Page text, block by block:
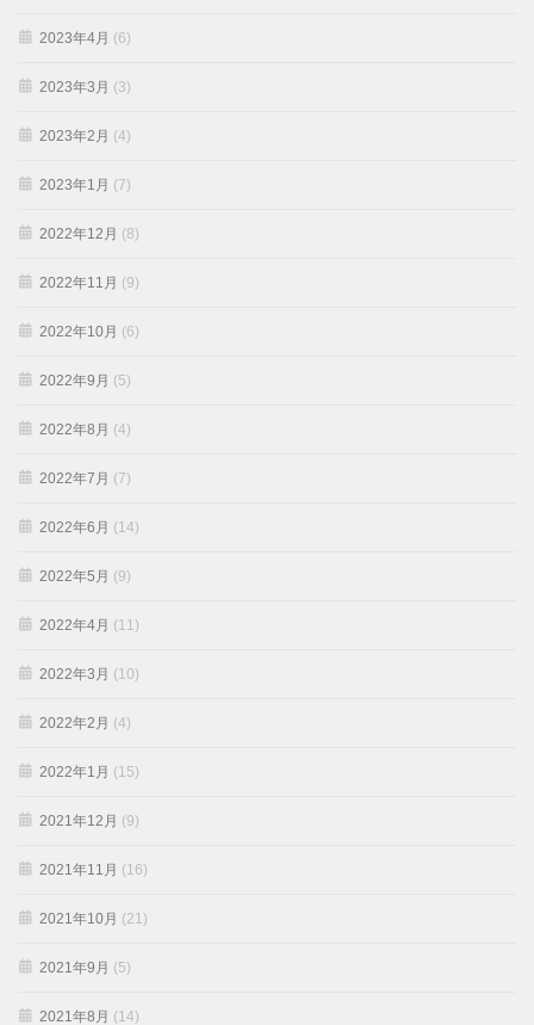
2023年4月 (6)
2023年3月 (3)
2023年2月 (4)
2023年1月 (7)
2022年12月 (8)
2022年11月 (9)
2022年10月 (6)
2022年9月 (5)
2022年8月 (4)
2022年7月 (7)
2022年6月 (14)
2022年5月 (9)
2022年4月 (11)
2022年3月 (10)
2022年2月 (4)
2022年1月 (15)
2021年12月 (9)
2021年11月 (16)
2021年10月 (21)
2021年9月 (5)
2021年8月 (14)